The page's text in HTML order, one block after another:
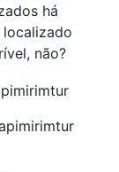
há
localizado
não?